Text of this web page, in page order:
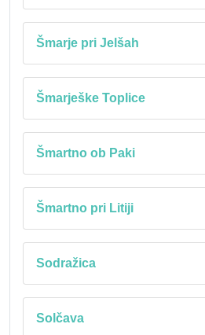
Šmarje pri Jelšah
Šmarješke Toplice
Šmartno ob Paki
Šmartno pri Litiji
Sodražica
Solčava